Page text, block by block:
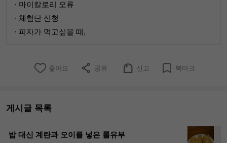
· 마이칼로리 오류
· 체험단 신청
· 피자가 먹고싶을 때,
좋아요 공유 신고 북마크
게시글 목록
밥 대신 계란과 오이를 넣은 롤유부